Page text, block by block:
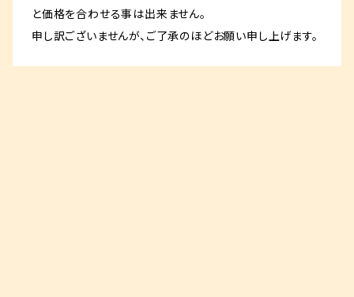
と価格を合わせる事は出来ません。
申し訳ございませんが、ご了承のほどお願い申し上げます。